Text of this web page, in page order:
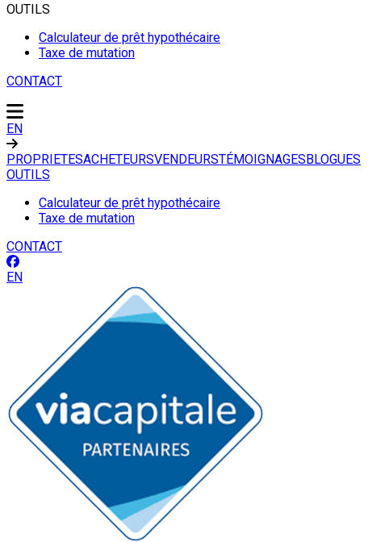
OUTILS
Calculateur de prêt hypothécaire
Taxe de mutation
CONTACT
EN
PROPRIETESACHETEURSVENDEURSTÉMOIGNAGESBLOGUES
OUTILS
Calculateur de prêt hypothécaire
Taxe de mutation
CONTACT
EN